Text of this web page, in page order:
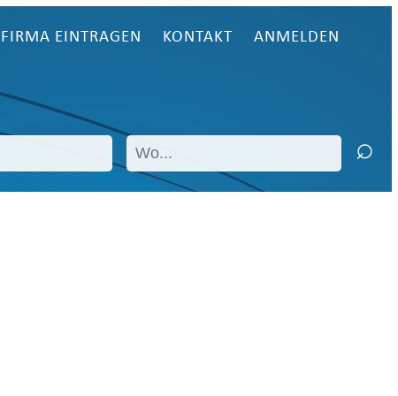
FIRMA EINTRAGEN KONTAKT ANMELDEN